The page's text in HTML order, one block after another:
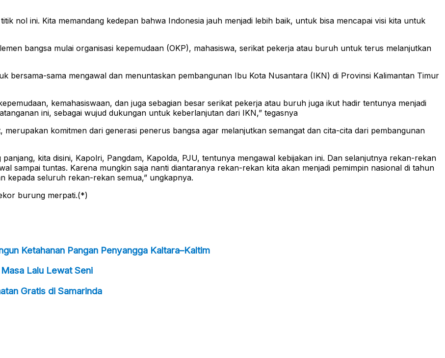
nol ini. Kita memandang kedepan bahwa Indonesia jauh menjadi lebih baik, untuk bisa mencapai visi kita untuk
bangsa mulai organisasi kepemudaan (OKP), mahasiswa, serikat pekerja atau buruh untuk terus melanjutkan
bersama-sama mengawal dan menuntaskan pembangunan Ibu Kota Nusantara (IKN) di Provinsi Kalimantan Timur
kemahasiswaan, dan juga sebagian besar serikat pekerja atau buruh juga ikut hadir tentunya menjadi
ini, sebagai wujud dukungan untuk keberlanjutan dari IKN,” tegasnya
merupakan komitmen dari generasi penerus bangsa agar melanjutkan semangat dan cita-cita dari pembangunan
kita disini, Kapolri, Pangdam, Kapolda, PJU, tentunya mengawal kebijakan ini. Dan selanjutnya rekan-rekan
sampai tuntas. Karena mungkin saja nanti diantaranya rekan-rekan kita akan menjadi pemimpin nasional di tahun
kepada seluruh rekan-rekan semua,” ungkapnya.
burung merpati.(*)
Ketahanan Pangan Penyangga Kaltara–Kaltim
Lalu Lewat Seni
Gratis di Samarinda